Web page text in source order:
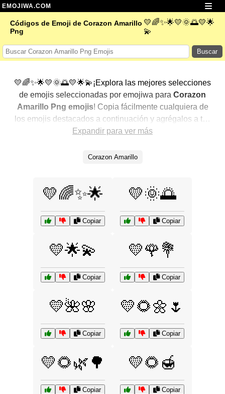
EMOJIWA.COM
Códigos de Emoji de Corazon Amarillo
Png
💛🌈✨🌟💛🌞🌅💛🌟
💫
Buscar
💛🌈✨🌟💛🌞🌅💛🌟💫¡Explora las mejores selecciones
de emojis seleccionadas por emojiwa para Corazon
Amarillo Png emojis! Copia fácilmente cualquiera de
los emojis destacados a continuación y agrégalos a tus
conversaciones para un toque personalizado. Hemos
mostrando primero los más populares. ¿Buscas más?
Expandir para ver más
Corazon Amarillo
💛🌈✨🌟
Copiar
💛🌞🌅
Copiar
💛🌟💫
Copiar
💛🌹💐
Copiar
💛🌺🌸
Copiar
💛🌻🌼🌷
Copiar
💛🌻🌿🌳
Copiar
💛🌻🍯
Copiar